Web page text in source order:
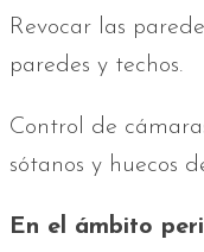
Revocar las
paredes y techos.
Control de
sótanos y huecos
En el ámbito